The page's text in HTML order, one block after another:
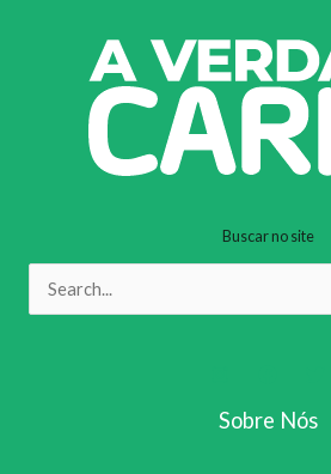
Buscar no site
Pesquisar
Sobre Nós